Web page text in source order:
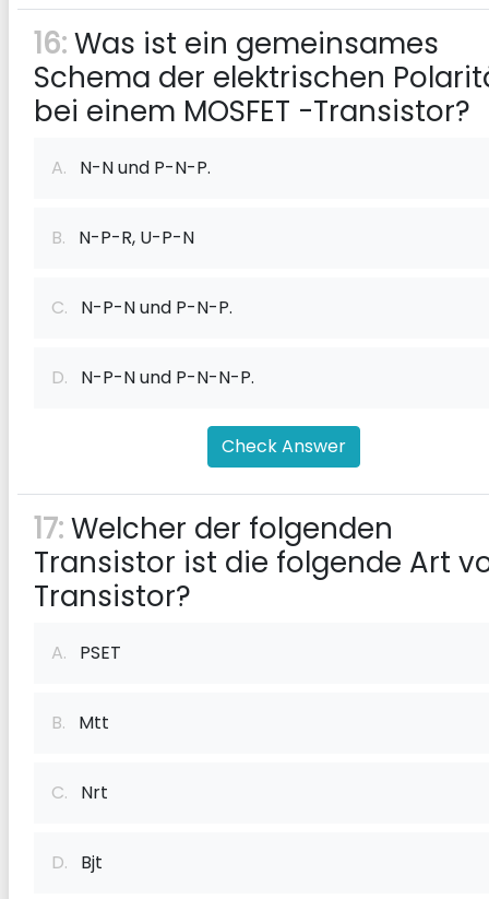
16:Was ist ein gemeinsames
Schema der elektrischen
bei einem MOSFET -Transistor?
A. N-N und P-N-P.
B. N-P-R, U-P-N
C. N-P-N und P-N-P.
D. N-P-N und P-N-N-P.
Check Answer
17:Welcher der folgenden
Transistor ist die folgende Art
Transistor?
A. PSET
B. Mtt
C. Nrt
D. Bjt